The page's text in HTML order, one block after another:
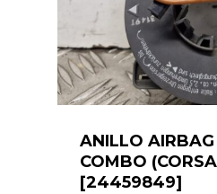
ANILLO
COMBO
[24459849]